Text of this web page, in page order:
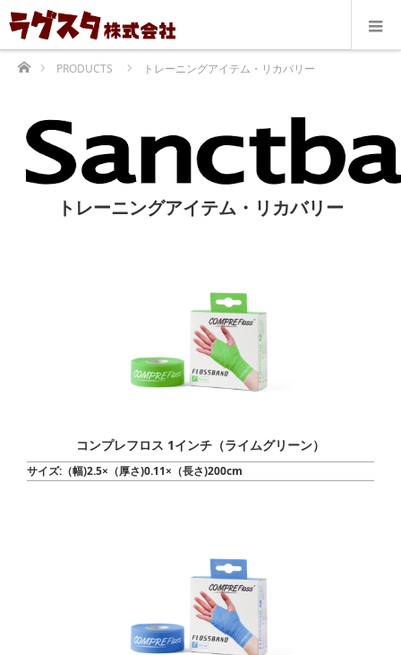
ホームPRODUCTS トレーニングアイテム・リカバリー
トレーニングアイテム・リカバリー
コンプレフロス 1インチ（ライムグリーン）
サイズ:（幅)2.5×（厚さ)0.11×（長さ)200cm